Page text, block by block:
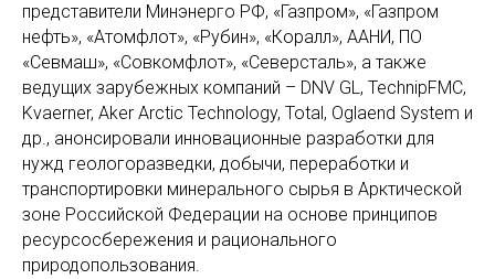
представители Минэнерго РФ, «Газпром», «Газпром
нефть», «Атомфлот», «Рубин», «Коралл», ААНИ, ПО
«Севмаш», «Совкомфлот», «Северсталь», а также
ведущих зарубежных компаний – DNV GL, TechnipFMC,
Kvaerner, Aker Arctic Technology, Total, Oglaend System и
др., анонсировали инновационные разработки для
нужд геологоразведки, добычи, переработки и
транспортировки минерального сырья в Арктической
зоне Российской Федерации на основе принципов
ресурсосбережения и рационального
природопользования.